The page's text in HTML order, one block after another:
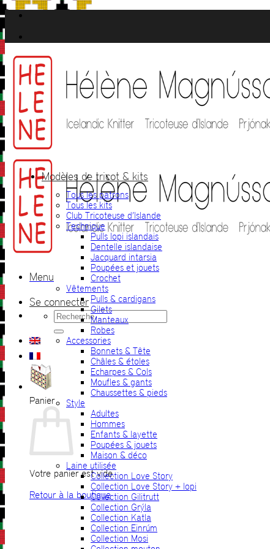
Passer
au
contenu
Menu
Se connecter
Recherche
pour :
Panier
Votre panier est vide.
Retour à la boutique
Modèles de tricot & kits
Tous les patrons
Tous les kits
Club Tricoteuse d’Islande
Technique
Pulls lopi islandais
Dentelle islandaise
Jacquard intarsia
Poupées et jouets
Crochet
Vêtements
Pulls & cardigans
Gilets
Manteaux
Robes
Accessories
Bonnets & Tête
Châles & étoles
Echarpes & Cols
Moufles & gants
Chaussettes & pieds
Style
Adultes
Hommes
Enfants & layette
Poupées & jouets
Maison & déco
Laine utilisée
Collection Love Story
Collection Love Story + lopi
Collection Gilitrutt
Collection Grýla
Collection Katla
Collection Einrúm
Collection Mosi